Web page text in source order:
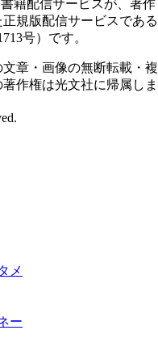
籍配信サービスが、著作
規版配信サービスである
号）です。
章・画像の無断転載・複
作権は光文社に帰属しま
メ
ー